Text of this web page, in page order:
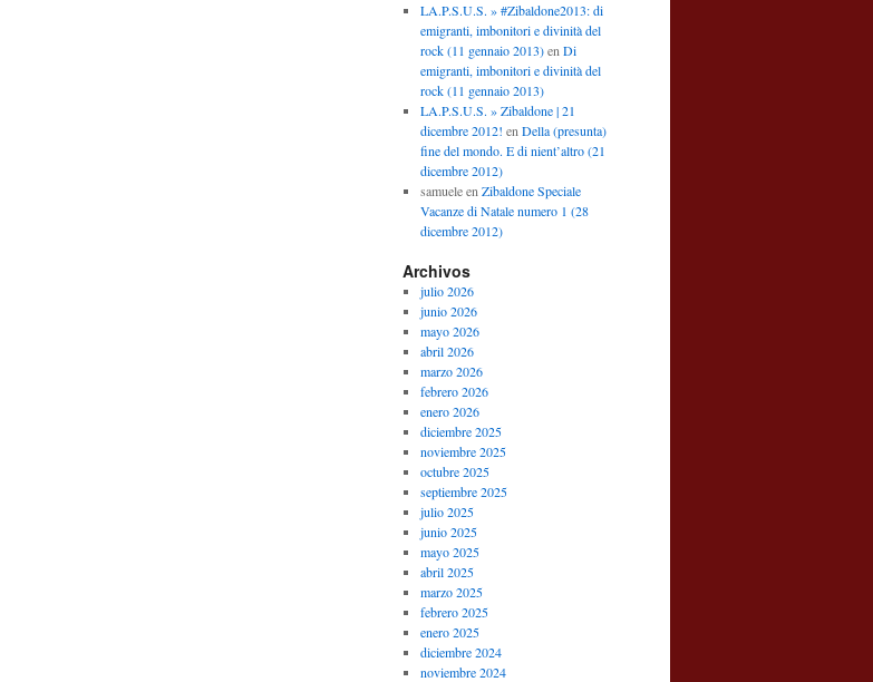
LA.P.S.U.S. » #Zibaldone2013: di
emigranti, imbonitori e divinità del
rock (11 gennaio 2013)en Di
emigranti, imbonitori e divinità del
rock (11 gennaio 2013)
LA.P.S.U.S. » Zibaldone | 21
dicembre 2012! en Della (presunta)
fine del mondo. E di nient’altro (21
dicembre 2012)
samueleen Zibaldone Speciale
Vacanze di Natale numero 1 (28
dicembre 2012)
Archivos
julio 2026
junio 2026
mayo 2026
abril 2026
marzo 2026
febrero 2026
enero 2026
diciembre 2025
noviembre 2025
octubre 2025
septiembre 2025
julio 2025
junio 2025
mayo 2025
abril 2025
marzo 2025
febrero 2025
enero 2025
diciembre 2024
noviembre 2024